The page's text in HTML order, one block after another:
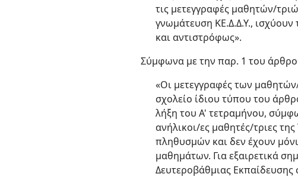
τις μετεγγραφές μαθητών/
γνωμάτευση ΚΕ.Δ.Δ.Υ.,
και αντιστρόφως».
Σύμφωνα με την παρ. 1 του
«Οι μετεγγραφές των
σχολείο ίδιου τύπου του
λήξη του Α' τετραμήνου,
ανήλικοι/ες μαθητές/τριες
πληθυσμών και δεν έχουν
μαθημάτων. Για εξαιρετικά
Δευτεροβάθμιας